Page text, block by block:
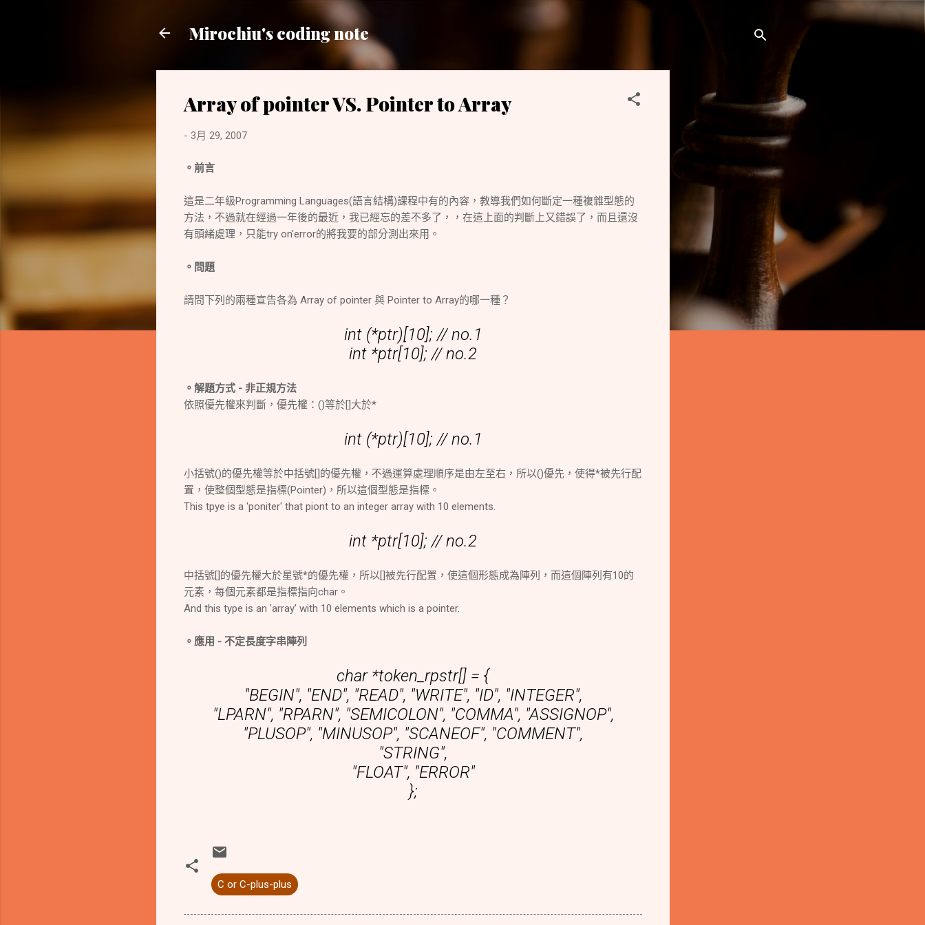
Mirochiu's coding note
Array of pointer VS. Pointer to Array
- 3月 29, 2007
。前言
這是二年級Programming Languages(語言結構)課程中有的內容，教導我們如何斷定一種複雜型態的
方法，不過就在經過一年後的最近，我已經忘的差不多了，，在這上面的判斷上又錯誤了，而且還沒
有頭緒處理，只能try on'error的將我要的部分測出來用。
。問題
請問下列的兩種宣告各為 Array of pointer 與 Pointer to Array的哪一種？
int (*ptr)[10]; // no.1
int *ptr[10]; // no.2
。解題方式 - 非正規方法
依照優先權來判斷，優先權：()等於[]大於*
int (*ptr)[10]; // no.1
小括號()的優先權等於中括號[]的優先權，不過運算處理順序是由左至右，所以()優先，使得*被先行配
置，使整個型態是指標(Pointer)，所以這個型態是指標。
This tpye is a 'poniter' that piont to an integer array with 10 elements.
int *ptr[10]; // no.2
中括號[]的優先權大於星號*的優先權，所以[]被先行配置，使這個形態成為陣列，而這個陣列有10的
元素，每個元素都是指標指向char。
And this type is an 'array' with 10 elements which is a pointer.
。應用 - 不定長度字串陣列
char *token_rpstr[] = {
"BEGIN", "END", "READ", "WRITE", "ID", "INTEGER",
"LPARN", "RPARN", "SEMICOLON", "COMMA", "ASSIGNOP",
"PLUSOP", "MINUSOP", "SCANEOF", "COMMENT",
"STRING",
"FLOAT", "ERROR"
};
C or C-plus-plus